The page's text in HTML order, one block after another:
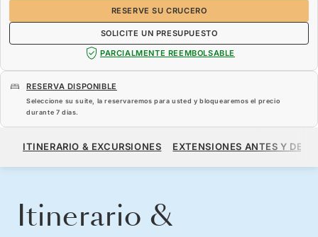
RESERVE SU CRUCERO
SOLICITE UN PRESUPUESTO
PARCIALMENTE REEMBOLSABLE
RESERVA DISPONIBLE
Seleccione su suite, la reservaremos para usted y bloquearemos el precio
durante 7 dias.
4690 US$
ITINERARIO & EXCURSIONES EXTENSIONES ANTES Y
Itinerario &